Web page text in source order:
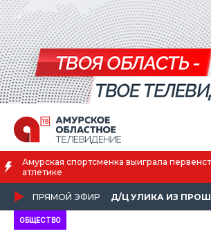
первенство России по лёгкой
ПРЯМОЙ ЭФИР Д/Ц УЛИКА ИЗ
ОБЩЕСТВО